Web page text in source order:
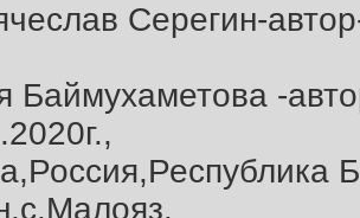
Серегин-
Баймухаметова -